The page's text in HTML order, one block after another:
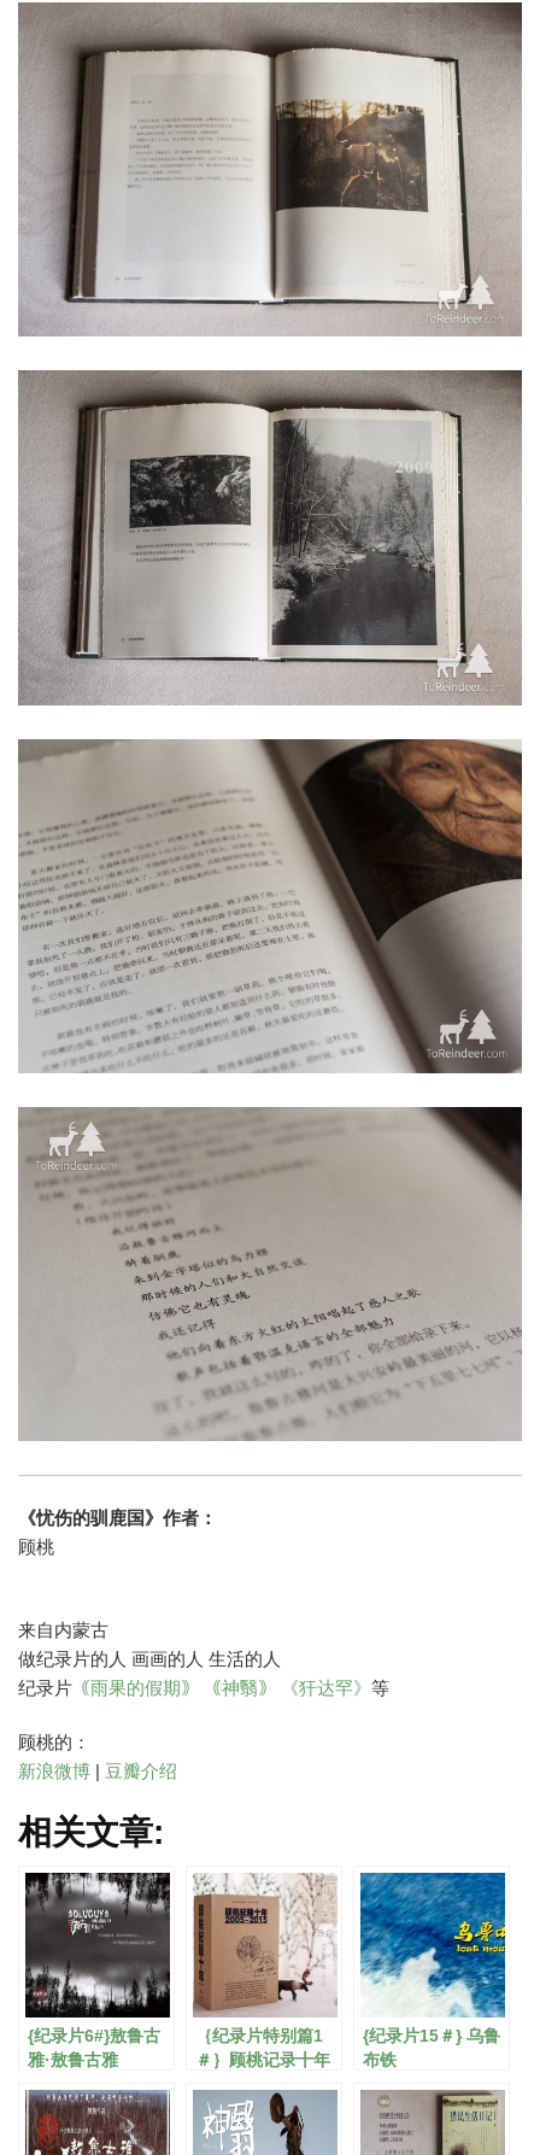
《忧伤的驯鹿国》作者：
顾桃
来自内蒙古
做纪录片的人 画画的人 生活的人
纪录片 ｟雨果的假期｠ ｟神翳｠ 《犴达罕》 等
顾桃的：
新浪微博 | 豆瓣介绍
相关文章:
{纪录片6#}敖鲁古
雅·敖鲁古雅
｛纪录片特别篇1
＃｝顾桃记录十年
{纪录片15＃} 乌鲁
布铁